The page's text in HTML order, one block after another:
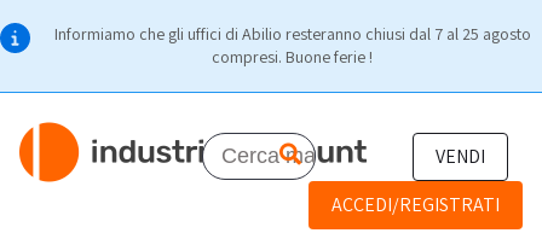
Informiamo che gli uffici di Abilio resteranno chiusi dal 7 al 25 agosto
compresi. Buone ferie !
VENDI
ACCEDI/REGISTRATI